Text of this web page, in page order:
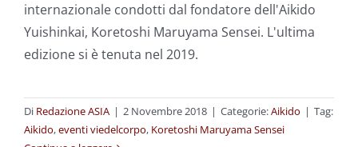
internazionale condotti dal fondatore dell'Aikido
Yuishinkai, Koretoshi Maruyama Sensei. L'ultima
edizione si è tenuta nel 2019.
Di Redazione ASIA | 2 Novembre 2018 | Categorie:Aikido | Tag:
Aikido,eventi viedelcorpo, Koretoshi Maruyama Sensei